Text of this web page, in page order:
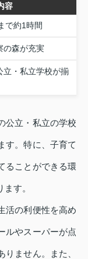
容
で約1時間
の森が充実
立・私立学校が揃
公立・私立の学校
す。特に、子育て
ることができる環
す。
活の利便性を高め
ルやスーパーが点
ません。また、